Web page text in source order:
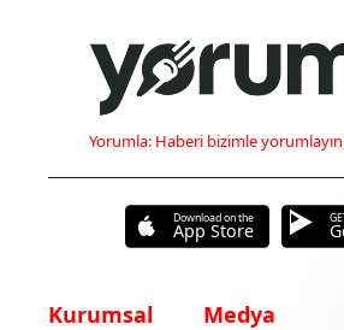
Yorumla: Haberi bizimle
Download on the
App Store
Kurumsal Medya